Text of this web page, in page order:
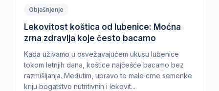
Objašnjenje
Lekovitost koštica od lubenice: Moćna
zrna zdravlja koje često bacamo
Kada uživamo u osvežavajućem ukusu lubenice
tokom letnjih dana, koštice najčešće bacamo bez
razmišljanja. Međutim, upravo te male crne semenke
kriju bogatstvo nutritivnih i lekovit...